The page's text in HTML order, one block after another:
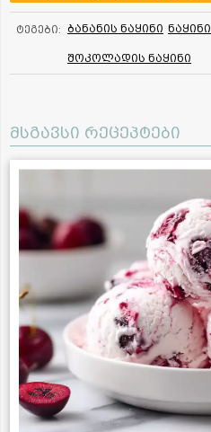
ტეგები: ბანანის ნაყინი ნაყინი
შოკოლადის ნაყინი
მსგავსი რეცეპტები